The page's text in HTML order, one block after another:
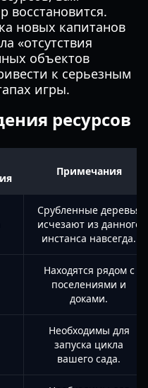
восстановится.
новых капитанов
«отсутствия
объектов
к серьезным
игры.
ресурсов
Примечания
Срубленные деревья
исчезают из данного
инстанса навсегда.
Находятся рядом с
поселениями и
доками.
Необходимы для
запуска цикла
вашего сада.